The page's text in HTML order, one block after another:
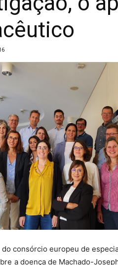
do consórcio europeu de
a doença de Machado-